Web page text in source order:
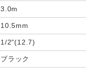
3.0m
10.5mm
1/2"(12.7)
ブラック